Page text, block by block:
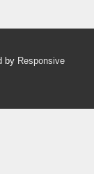
by Responsive